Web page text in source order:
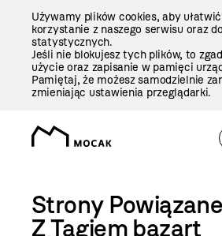
Używamy plików cookies, aby
korzystanie z naszego serwisu oraz
statystycznych.
Jeśli nie blokujesz tych plików, to
użycie oraz zapisanie w pamięci
Pamiętaj, że możesz samodzielnie
zmieniając ustawienia przeglądarki.
Strony Powiązane
Z Tagiem bazart